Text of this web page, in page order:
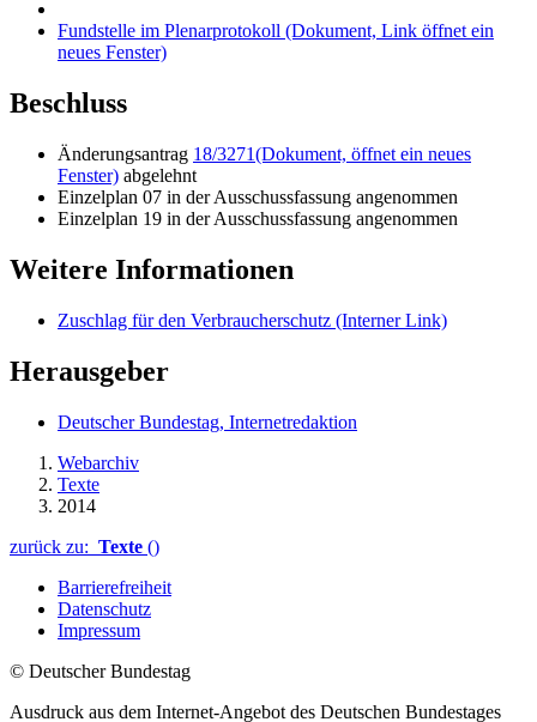
Fundstelle im Plenarprotokoll (Dokument, Link öffnet ein
neues Fenster)
Beschluss
Änderungsantrag 18/3271(Dokument, öffnet ein neues
Fenster) abgelehnt
Einzelplan 07 in der Ausschussfassung angenommen
Einzelplan 19 in der Ausschussfassung angenommen
Weitere Informationen
Zuschlag für den Verbraucherschutz (Interner Link)
Herausgeber
Deutscher Bundestag, Internetredaktion
Webarchiv
Texte
2014
zurück zu: Texte ()
Barrierefreiheit
Datenschutz
Impressum
© Deutscher Bundestag
Ausdruck aus dem Internet-Angebot des Deutschen Bundestages